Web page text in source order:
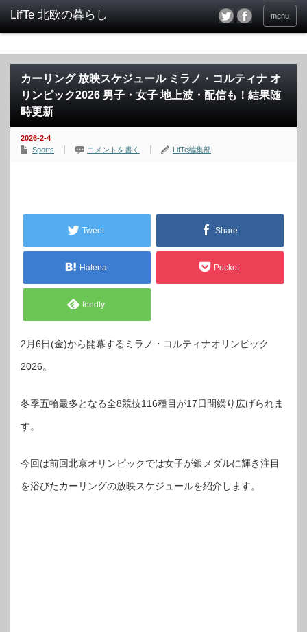
menu
カーリング 放映スケジュール ミラノ・コルティナ オ
リンピック2026 男子・女子 地上波・配信も！結果随
時更新
2026-2-4
Sports
コメントを書く LifTe編集部
Tweet Share
Hatena Pocket
feedly
2月6日(金)から開幕するミラノ・コルティナオリンピック
2026。
冬季五輪最多となる全8競技116種目が17日間繰り広げられま
す。
今回は前回北京オリンピックでは女子が銀メダルに輝き注目
を浴びたカーリングの放映スケジュールを紹介します。